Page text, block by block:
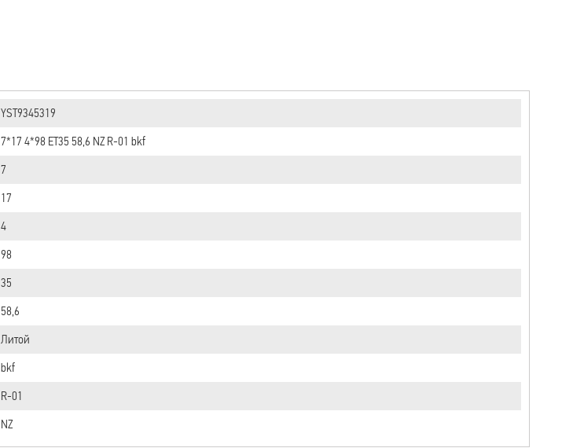
YST9345319
7*17 4*98 ET35 58,6 NZ R-01 bkf
7
17
4
98
35
58,6
Литой
bkf
R-01
NZ